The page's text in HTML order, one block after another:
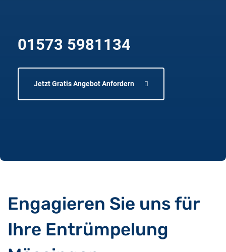
01573 5981134
Jetzt Gratis Angebot Anfordern
Engagieren Sie uns für
Ihre Entrümpelung